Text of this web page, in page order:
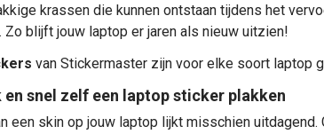
krassen die kunnen ontstaan tijdens het
Zo blijft jouw laptop er jaren als nieuw uitzien!
van Stickermaster zijn voor elke soort laptop
snel zelf een laptop sticker plakken
een skin op jouw laptop lijkt misschien